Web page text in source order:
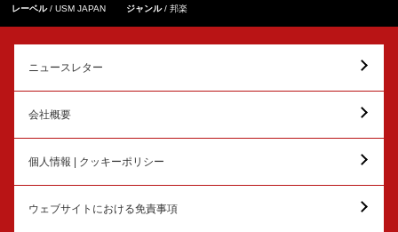
レーベル USM JAPAN ジャンル 邦楽
ニュースレター
会社概要
個人情報 | クッキーポリシー
ウェブサイトにおける免責事項